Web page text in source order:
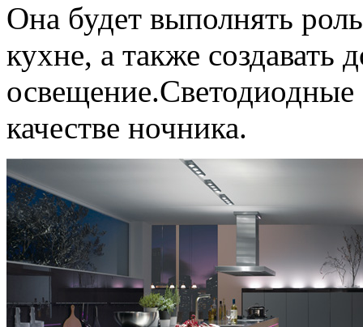
Она будет выполнять
кухне, а также создавать
качестве ночника.